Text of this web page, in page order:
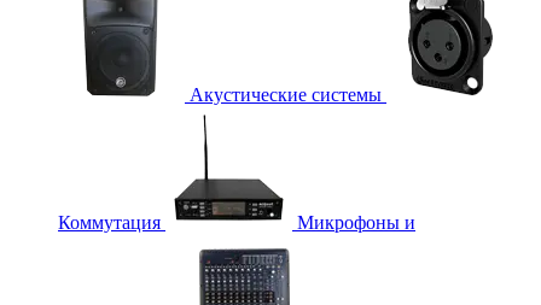
Акустические системы
Коммутация Микрофоны и